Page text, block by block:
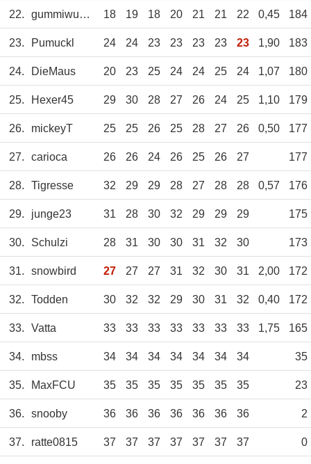
22. gummiwuzzel 18 19 18 20 21 21 22 0,45 184
23. Pumuckl 24 24 23 23 23 23 23 1,90 183
24. DieMaus 20 23 25 24 24 25 24 1,07 180
25. Hexer45 29 30 28 27 26 24 25 1,10 179
26. mickeyT 25 25 26 25 28 27 26 0,50 177
27. carioca 26 26 24 26 25 26 27 177
28. Tigresse 32 29 29 28 27 28 28 0,57 176
29. junge23 31 28 30 32 29 29 29 175
30. Schulzi 28 31 30 30 31 32 30 173
31. snowbird 27 27 27 31 32 30 31 2,00 172
32. Todden 30 32 32 29 30 31 32 0,40 172
33. Vatta 33 33 33 33 33 33 33 1,75 165
34. mbss 34 34 34 34 34 34 34 35
35. MaxFCU 35 35 35 35 35 35 35 23
36. snooby 36 36 36 36 36 36 36 2
37. ratte0815 37 37 37 37 37 37 37 0